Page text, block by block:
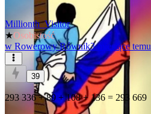
Millionth_Visitor
★Osobistość
w Rowerowy Równik3 miesiące temu
39
293 336 + 89 + 108 + 136 = 293 669